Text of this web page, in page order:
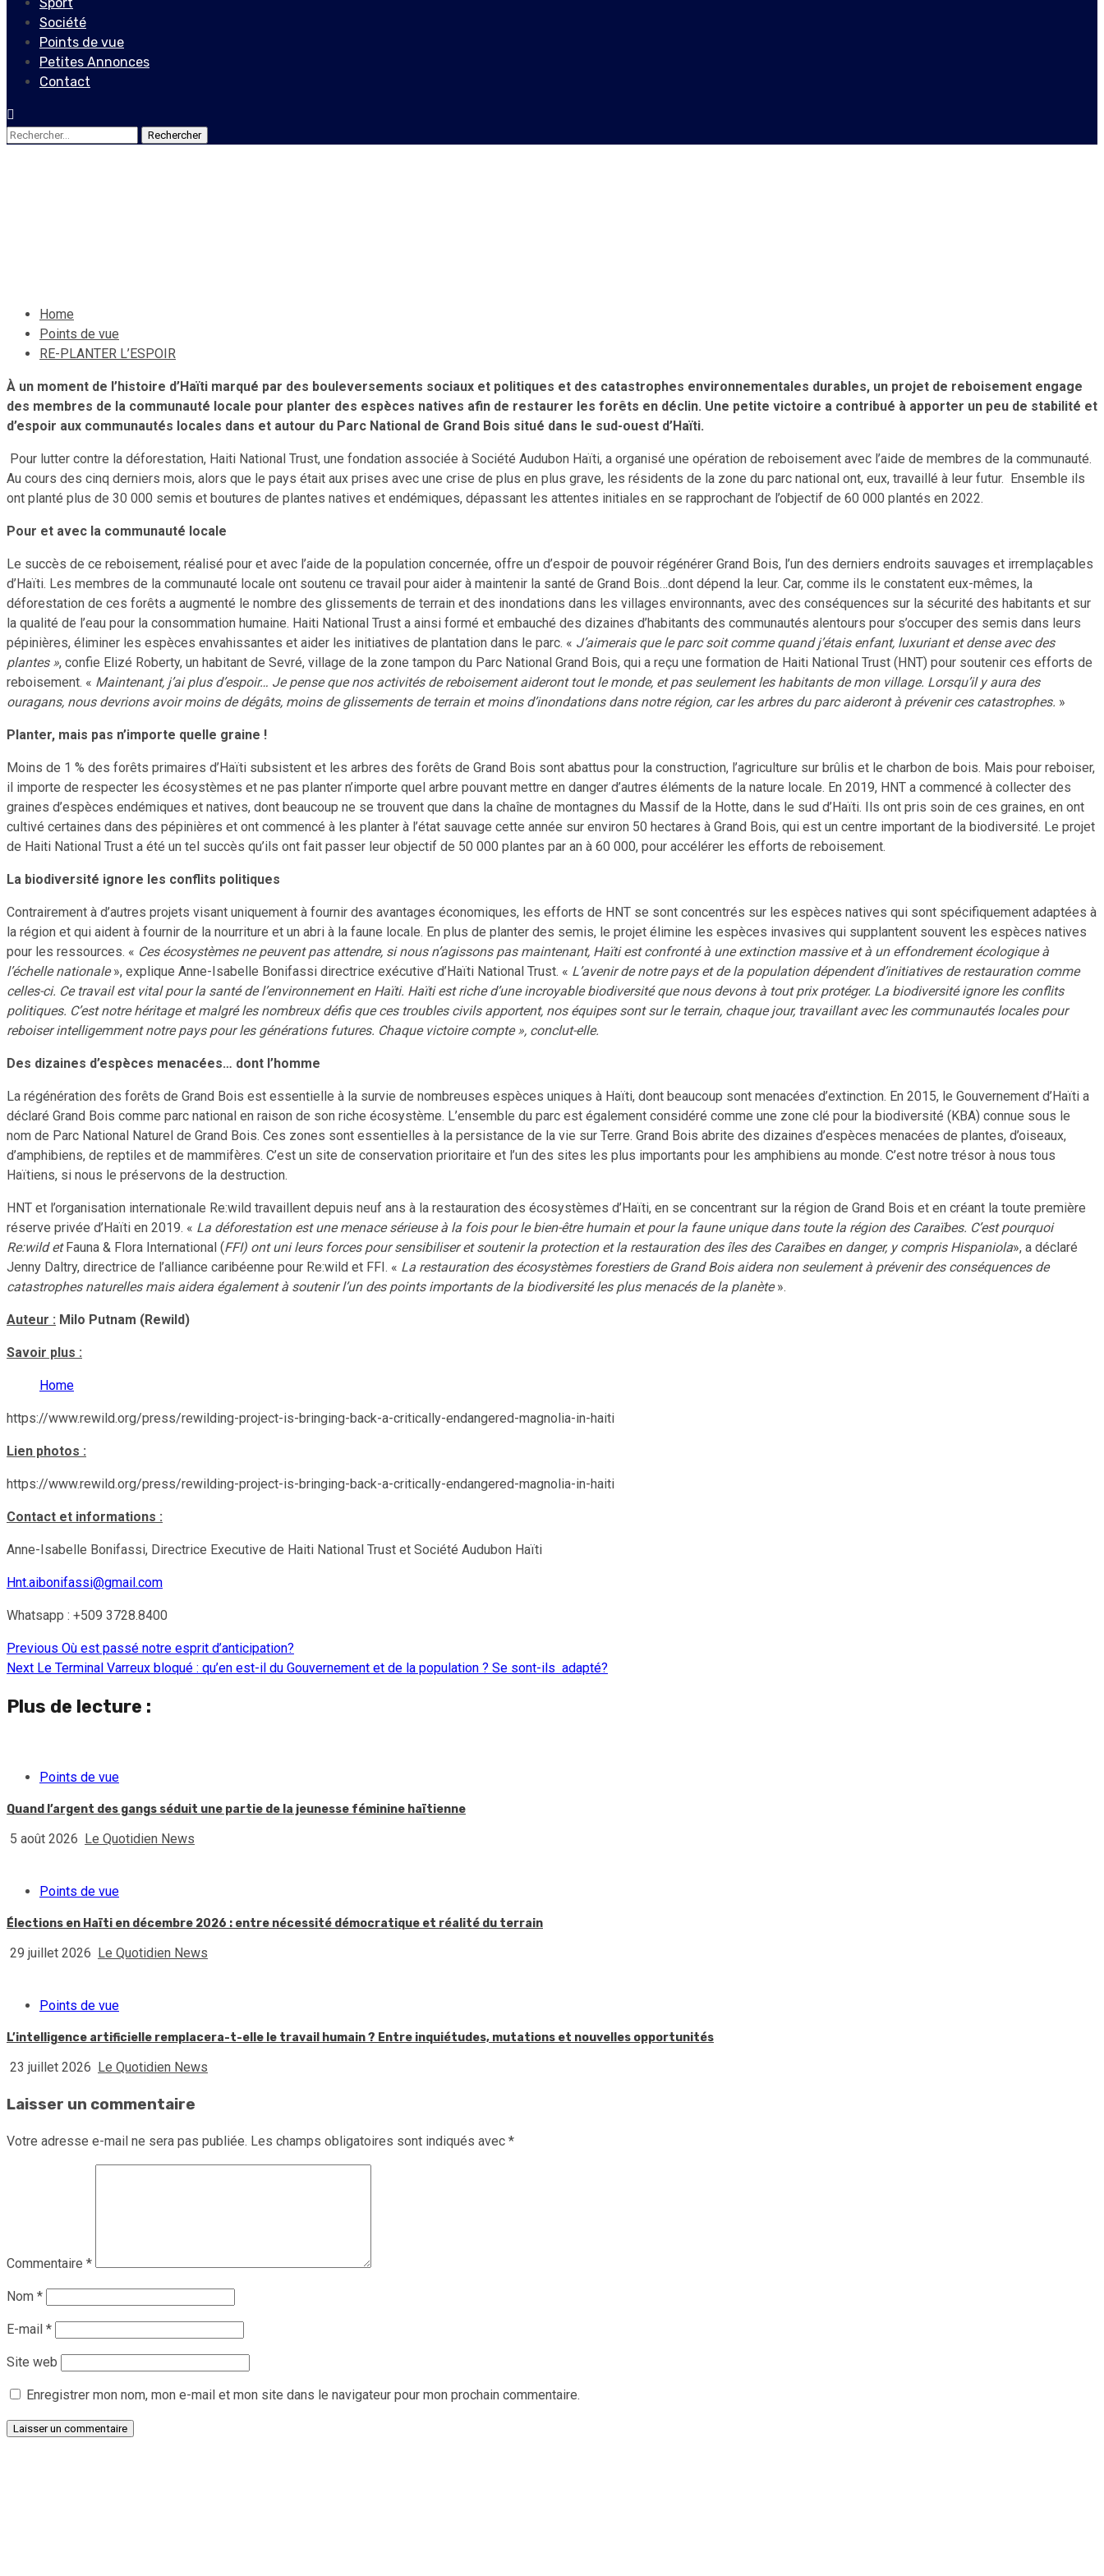
Société
Points de vue
Petites Annonces
Contact
Rechercher :
Home
Points de vue
RE-PLANTER L’ESPOIR
À un moment de l’histoire d’Haïti marqué par des bouleversements sociaux et politiques et des catastrophes environnementales durables, un projet de reboisement engage
des membres de la communauté locale pour planter des espèces natives afin de restaurer les forêts en déclin. Une petite victoire a contribué à apporter un peu de stabilité et
d’espoir aux communautés locales dans et autour du Parc National de Grand Bois situé dans le sud-ouest d’Haïti.
Pour lutter contre la déforestation, Haiti National Trust, une fondation associée à Société Audubon Haïti, a organisé une opération de reboisement avec l’aide de membres de la communauté.
Au cours des cinq derniers mois, alors que le pays était aux prises avec une crise de plus en plus grave, les résidents de la zone du parc national ont, eux, travaillé à leur futur. Ensemble ils
ont planté plus de 30 000 semis et boutures de plantes natives et endémiques, dépassant les attentes initiales en se rapprochant de l’objectif de 60 000 plantés en 2022.
Pour et avec la communauté locale
Le succès de ce reboisement, réalisé pour et avec l’aide de la population concernée, offre un d’espoir de pouvoir régénérer Grand Bois, l’un des derniers endroits sauvages et irremplaçables
d’Haïti. Les membres de la communauté locale ont soutenu ce travail pour aider à maintenir la santé de Grand Bois…dont dépend la leur. Car, comme ils le constatent eux-mêmes, la
déforestation de ces forêts a augmenté le nombre des glissements de terrain et des inondations dans les villages environnants, avec des conséquences sur la sécurité des habitants et sur
la qualité de l’eau pour la consommation humaine. Haiti National Trust a ainsi formé et embauché des dizaines d’habitants des communautés alentours pour s’occuper des semis dans leurs
pépinières, éliminer les espèces envahissantes et aider les initiatives de plantation dans le parc. « J’aimerais que le parc soit comme quand j’étais enfant, luxuriant et dense avec des
plantes », confie Elizé Roberty, un habitant de Sevré, village de la zone tampon du Parc National Grand Bois, qui a reçu une formation de Haiti National Trust (HNT) pour soutenir ces efforts de
reboisement. « Maintenant, j’ai plus d’espoir… Je pense que nos activités de reboisement aideront tout le monde, et pas seulement les habitants de mon village. Lorsqu’il y aura des
ouragans, nous devrions avoir moins de dégâts, moins de glissements de terrain et moins d’inondations dans notre région, car les arbres du parc aideront à prévenir ces catastrophes. »
Planter, mais pas n’importe quelle graine !
Moins de 1 % des forêts primaires d’Haïti subsistent et les arbres des forêts de Grand Bois sont abattus pour la construction, l’agriculture sur brûlis et le charbon de bois. Mais pour reboiser,
il importe de respecter les écosystèmes et ne pas planter n’importe quel arbre pouvant mettre en danger d’autres éléments de la nature locale. En 2019, HNT a commencé à collecter des
graines d’espèces endémiques et natives, dont beaucoup ne se trouvent que dans la chaîne de montagnes du Massif de la Hotte, dans le sud d’Haïti. Ils ont pris soin de ces graines, en ont
cultivé certaines dans des pépinières et ont commencé à les planter à l’état sauvage cette année sur environ 50 hectares à Grand Bois, qui est un centre important de la biodiversité. Le projet
de Haiti National Trust a été un tel succès qu’ils ont fait passer leur objectif de 50 000 plantes par an à 60 000, pour accélérer les efforts de reboisement.
La biodiversité ignore les conflits politiques
Contrairement à d’autres projets visant uniquement à fournir des avantages économiques, les efforts de HNT se sont concentrés sur les espèces natives qui sont spécifiquement adaptées à
la région et qui aident à fournir de la nourriture et un abri à la faune locale. En plus de planter des semis, le projet élimine les espèces invasives qui supplantent souvent les espèces natives
pour les ressources. « Ces écosystèmes ne peuvent pas attendre, si nous n’agissons pas maintenant, Haïti est confronté à une extinction massive et à un effondrement écologique à
l’échelle nationale», explique Anne-Isabelle Bonifassi directrice exécutive d’Haïti National Trust. « L’avenir de notre pays et de la population dépendent d’initiatives de restauration comme
celles-ci. Ce travail est vital pour la santé de l’environnement en Haïti. Haïti est riche d’une incroyable biodiversité que nous devons à tout prix protéger. La biodiversité ignore les conflits
politiques. C’est notre héritage et malgré les nombreux défis que ces troubles civils apportent, nos équipes sont sur le terrain, chaque jour, travaillant avec les communautés locales pour
reboiser intelligemment notre pays pour les générations futures. Chaque victoire compte », conclut-elle.
Des dizaines d’espèces menacées… dont l’homme
La régénération des forêts de Grand Bois est essentielle à la survie de nombreuses espèces uniques à Haïti, dont beaucoup sont menacées d’extinction. En 2015, le Gouvernement d’Haïti a
déclaré Grand Bois comme parc national en raison de son riche écosystème. L’ensemble du parc est également considéré comme une zone clé pour la biodiversité (KBA) connue sous le
nom de Parc National Naturel de Grand Bois. Ces zones sont essentielles à la persistance de la vie sur Terre. Grand Bois abrite des dizaines d’espèces menacées de plantes, d’oiseaux,
d’amphibiens, de reptiles et de mammifères. C’est un site de conservation prioritaire et l’un des sites les plus importants pour les amphibiens au monde. C’est notre trésor à nous tous
Haïtiens, si nous le préservons de la destruction.
HNT et l’organisation internationale Re:wild travaillent depuis neuf ans à la restauration des écosystèmes d’Haïti, en se concentrant sur la région de Grand Bois et en créant la toute première
réserve privée d’Haïti en 2019. « La déforestation est une menace sérieuse à la fois pour le bien-être humain et pour la faune unique dans toute la région des Caraïbes. C’est pourquoi
Re:wild etFauna & Flora International (FFI) ont uni leurs forces pour sensibiliser et soutenir la protection et la restauration des îles des Caraïbes en danger, y compris Hispaniola», a déclaré
Jenny Daltry, directrice de l’alliance caribéenne pour Re:wild et FFI. « La restauration des écosystèmes forestiers de Grand Bois aidera non seulement à prévenir des conséquences de
catastrophes naturelles mais aidera également à soutenir l’un des points importants de la biodiversité les plus menacés de la planète».
Auteur : Milo Putnam (Rewild)
Savoir plus :
Home
https://www.rewild.org/press/rewilding-project-is-bringing-back-a-critically-endangered-magnolia-in-haiti
Lien photos :
https://www.rewild.org/press/rewilding-project-is-bringing-back-a-critically-endangered-magnolia-in-haiti
Contact et informations :
Anne-Isabelle Bonifassi, Directrice Executive de Haiti National Trust et Société Audubon Haïti
Hnt.aibonifassi@gmail.com
Whatsapp : +509 3728.8400
Continue
Previous Où est passé notre esprit d’anticipation?
Next Le Terminal Varreux bloqué : qu’en est-il du Gouvernement et de la population ? Se sont-ils adapté?
Plus de lecture :
Points de vue
Quand l’argent des gangs séduit une partie de la jeunesse féminine haïtienne
5 août 2026 Le Quotidien News
Points de vue
Élections en Haïti en décembre 2026 : entre nécessité démocratique et réalité du terrain
29 juillet 2026 Le Quotidien News
Points de vue
L’intelligence artificielle remplacera-t-elle le travail humain ? Entre inquiétudes, mutations et nouvelles opportunités
23 juillet 2026 Le Quotidien News
Laisser un commentaire
Votre adresse e-mail ne sera pas publiée. Les champs obligatoires sont indiqués avec *
Commentaire *
Nom *
E-mail *
Site web
Enregistrer mon nom, mon e-mail et mon site dans le navigateur pour mon prochain commentaire.